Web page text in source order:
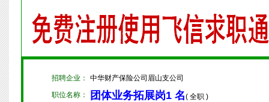
招聘企业：
中华财产保险公司眉山支公司
职位名称：
团体业务拓展岗1 名( 全职 )